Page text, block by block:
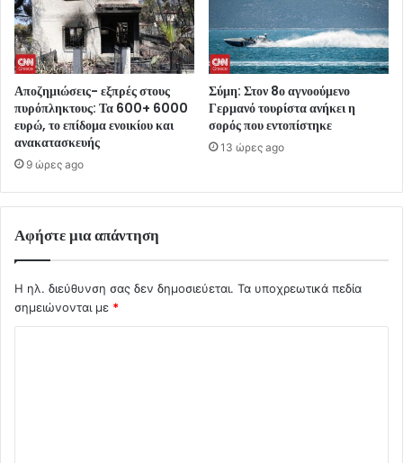
Αποζημιώσεις- εξπρές στους
πυρόπληκτους: Τα 600+ 6000
ευρώ, το επίδομα ενοικίου και
ανακατασκευής
9 ώρες ago
Σύμη: Στον 8ο αγνοούμενο
Γερμανό τουρίστα ανήκει η
σορός που εντοπίστηκε
13 ώρες ago
Αφήστε μια απάντηση
Η ηλ. διεύθυνση σας δεν δημοσιεύεται. Τα υποχρεωτικά πεδία
σημειώνονται με *